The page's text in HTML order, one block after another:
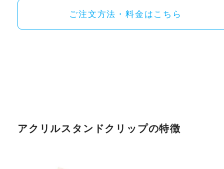
ご注文方法・料金はこちら
アクリルスタンドクリップの特徴